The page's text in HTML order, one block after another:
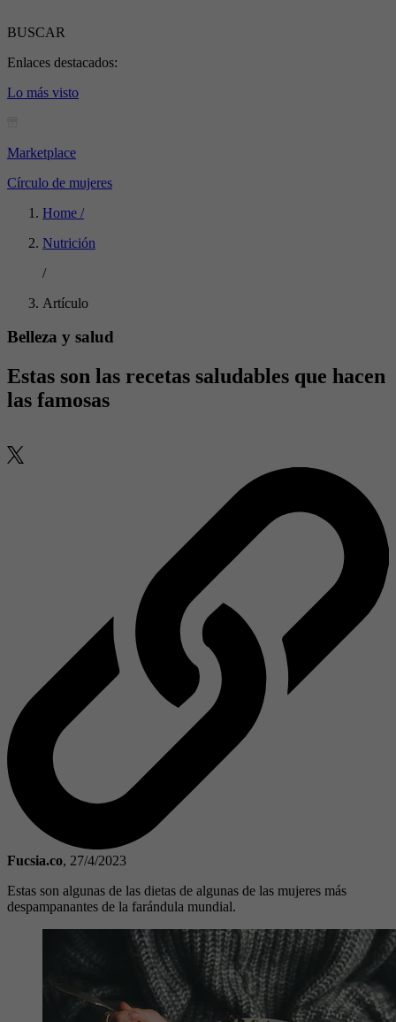
BUSCAR
Enlaces destacados:
Lo más visto
Marketplace
Círculo de mujeres
Home /
Nutrición
/
Artículo
Belleza y salud
Estas son las recetas saludables que hacen
las famosas
Fucsia.co, 27/4/2023
Estas son algunas de las dietas de algunas de las mujeres más
despampanantes de la farándula mundial.